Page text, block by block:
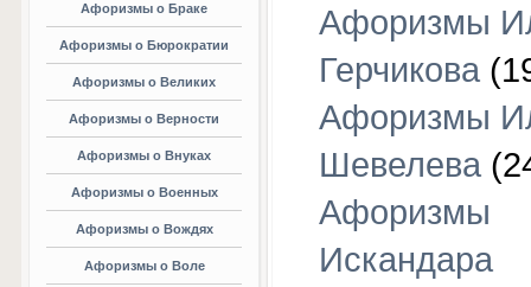
Афоризмы о Браке
Афоризмы о Бюрократии
Афоризмы о Великих
Афоризмы о Верности
Афоризмы о Внуках
Афоризмы о Военных
Афоризмы о Вождях
Афоризмы о Воле
Афоризмы
Герчикова
Афоризмы
Шевелева
Афоризмы
Искандара